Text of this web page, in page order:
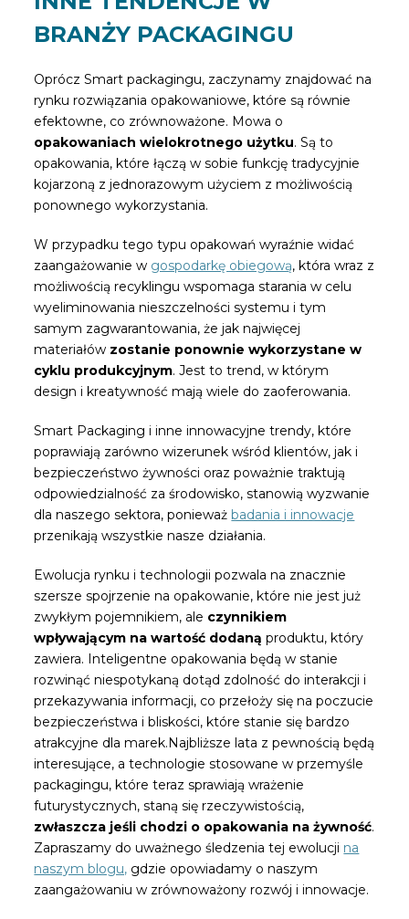
BRANŻY PACKAGINGU
Oprócz Smart packagingu, zaczynamy znajdować na
rynku rozwiązania opakowaniowe, które są równie
efektowne, co zrównoważone. Mowa o
opakowaniach wielokrotnego użytku. Są to
opakowania, które łączą w sobie funkcję tradycyjnie
kojarzoną z jednorazowym użyciem z możliwością
ponownego wykorzystania.
W przypadku tego typu opakowań wyraźnie widać
zaangażowanie w gospodarkę obiegową, która wraz z
możliwością recyklingu wspomaga starania w celu
wyeliminowania nieszczelności systemu i tym
samym zagwarantowania, że jak najwięcej
materiałów zostanie ponownie wykorzystane w
cyklu produkcyjnym. Jest to trend, w którym
design i kreatywność mają wiele do zaoferowania.
Smart Packaging i inne innowacyjne trendy, które
poprawiają zarówno wizerunek wśród klientów, jak i
bezpieczeństwo żywności oraz poważnie traktują
odpowiedzialność za środowisko, stanowią wyzwanie
dla naszego sektora, ponieważbadania i innowacje
przenikają wszystkie nasze działania.
Ewolucja rynku i technologii pozwala na znacznie
szersze spojrzenie na opakowanie, które nie jest już
zwykłym pojemnikiem, ale czynnikiem
wpływającym na wartość dodaną produktu, który
zawiera. Inteligentne opakowania będą w stanie
rozwinąć niespotykaną dotąd zdolność do interakcji i
przekazywania informacji, co przełoży się na poczucie
bezpieczeństwa i bliskości, które stanie się bardzo
atrakcyjne dla marek.Najbliższe lata z pewnością będą
interesujące, a technologie stosowane w przemyśle
packagingu, które teraz sprawiają wrażenie
futurystycznych, staną się rzeczywistością,
zwłaszcza jeśli chodzi o opakowania na żywność.
Zapraszamy do uważnego śledzenia tej ewolucji na
naszym blogu, gdzie opowiadamy o naszym
zaangażowaniu w zrównoważony rozwój i innowacje.